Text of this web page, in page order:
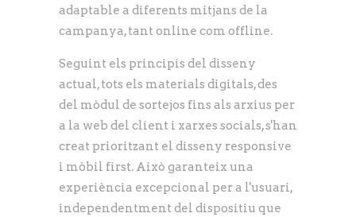
adaptable a diferents mitjans de la
campanya, tant online com offline.
Seguint els principis del disseny
actual, tots els materials digitals, des
del mòdul de sortejos fins als arxius per
a la web del client i xarxes socials, s'han
creat prioritzant el disseny responsive
i mòbil first. Això garanteix una
experiència excepcional per a l'usuari,
independentment del dispositiu que